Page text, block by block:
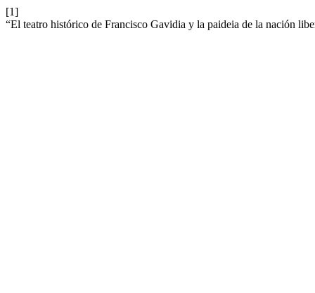
[1]
“El teatro histórico de Francisco Gavidia y la paideia de la nación